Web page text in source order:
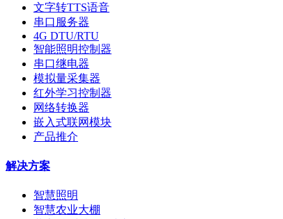
文字转TTS语音
串口服务器
4G DTU/RTU
智能照明控制器
串口继电器
模拟量采集器
红外学习控制器
网络转换器
嵌入式联网模块
产品推介
解决方案
智慧照明
智慧农业大棚